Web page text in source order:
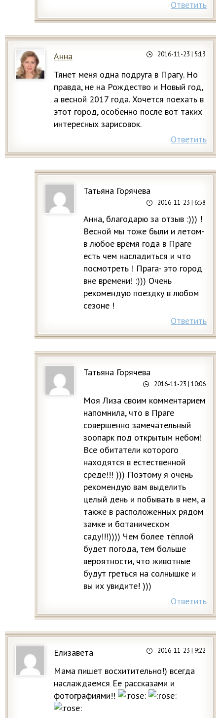
Ответить
Анна 2016-11-23 | 5:13
Тянет меня одна подруга в Прагу. Но
правда, не на Рождество и Новый год,
а весной 2017 года. Хочется поехать в
этот город, особенно после вот таких
интересных зарисовок.
Ответить
Татьяна Горячева
2016-11-23 | 6:58
Анна, благодарю за отзыв :))) !
Весной мы тоже были и летом-
в любое время года в Праге
есть чем насладиться и что
посмотреть ! Прага- это город
вне времени! :))) Очень
рекомендую поездку в любом
сезоне !
Ответить
Татьяна Горячева
2016-11-23 | 10:06
Моя Лиза своим комментарием
напомнила, что в Праге
совершенно замечательный
зоопарк под открытым небом!
Все обитатели которого
находятся в естественной
среде!!! ))) Поэтому я очень
рекомендую вам выделить
целый день и побывать в нем, а
также в расположенных рядом
замке и ботаническом
саду!!!)))) Чем более тёплой
будет погода, тем больше
вероятности, что животные
будут греться на солнышке и
вы их увидите! )))
Ответить
Елизавета 2016-11-23 | 9:22
Мама пишет восхитительно!) всегда
наслаждаемся Ее рассказами и
фотографиями!!